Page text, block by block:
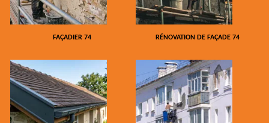
FAÇADIER 74 RÉNOVATION DE FAÇADE 74